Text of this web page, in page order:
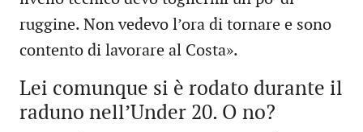
ruggine. Non vedevo l’ora di tornare e sono
contento di lavorare al Costa».
Lei comunque si è rodato durante il
raduno nell’Under 20. O no?